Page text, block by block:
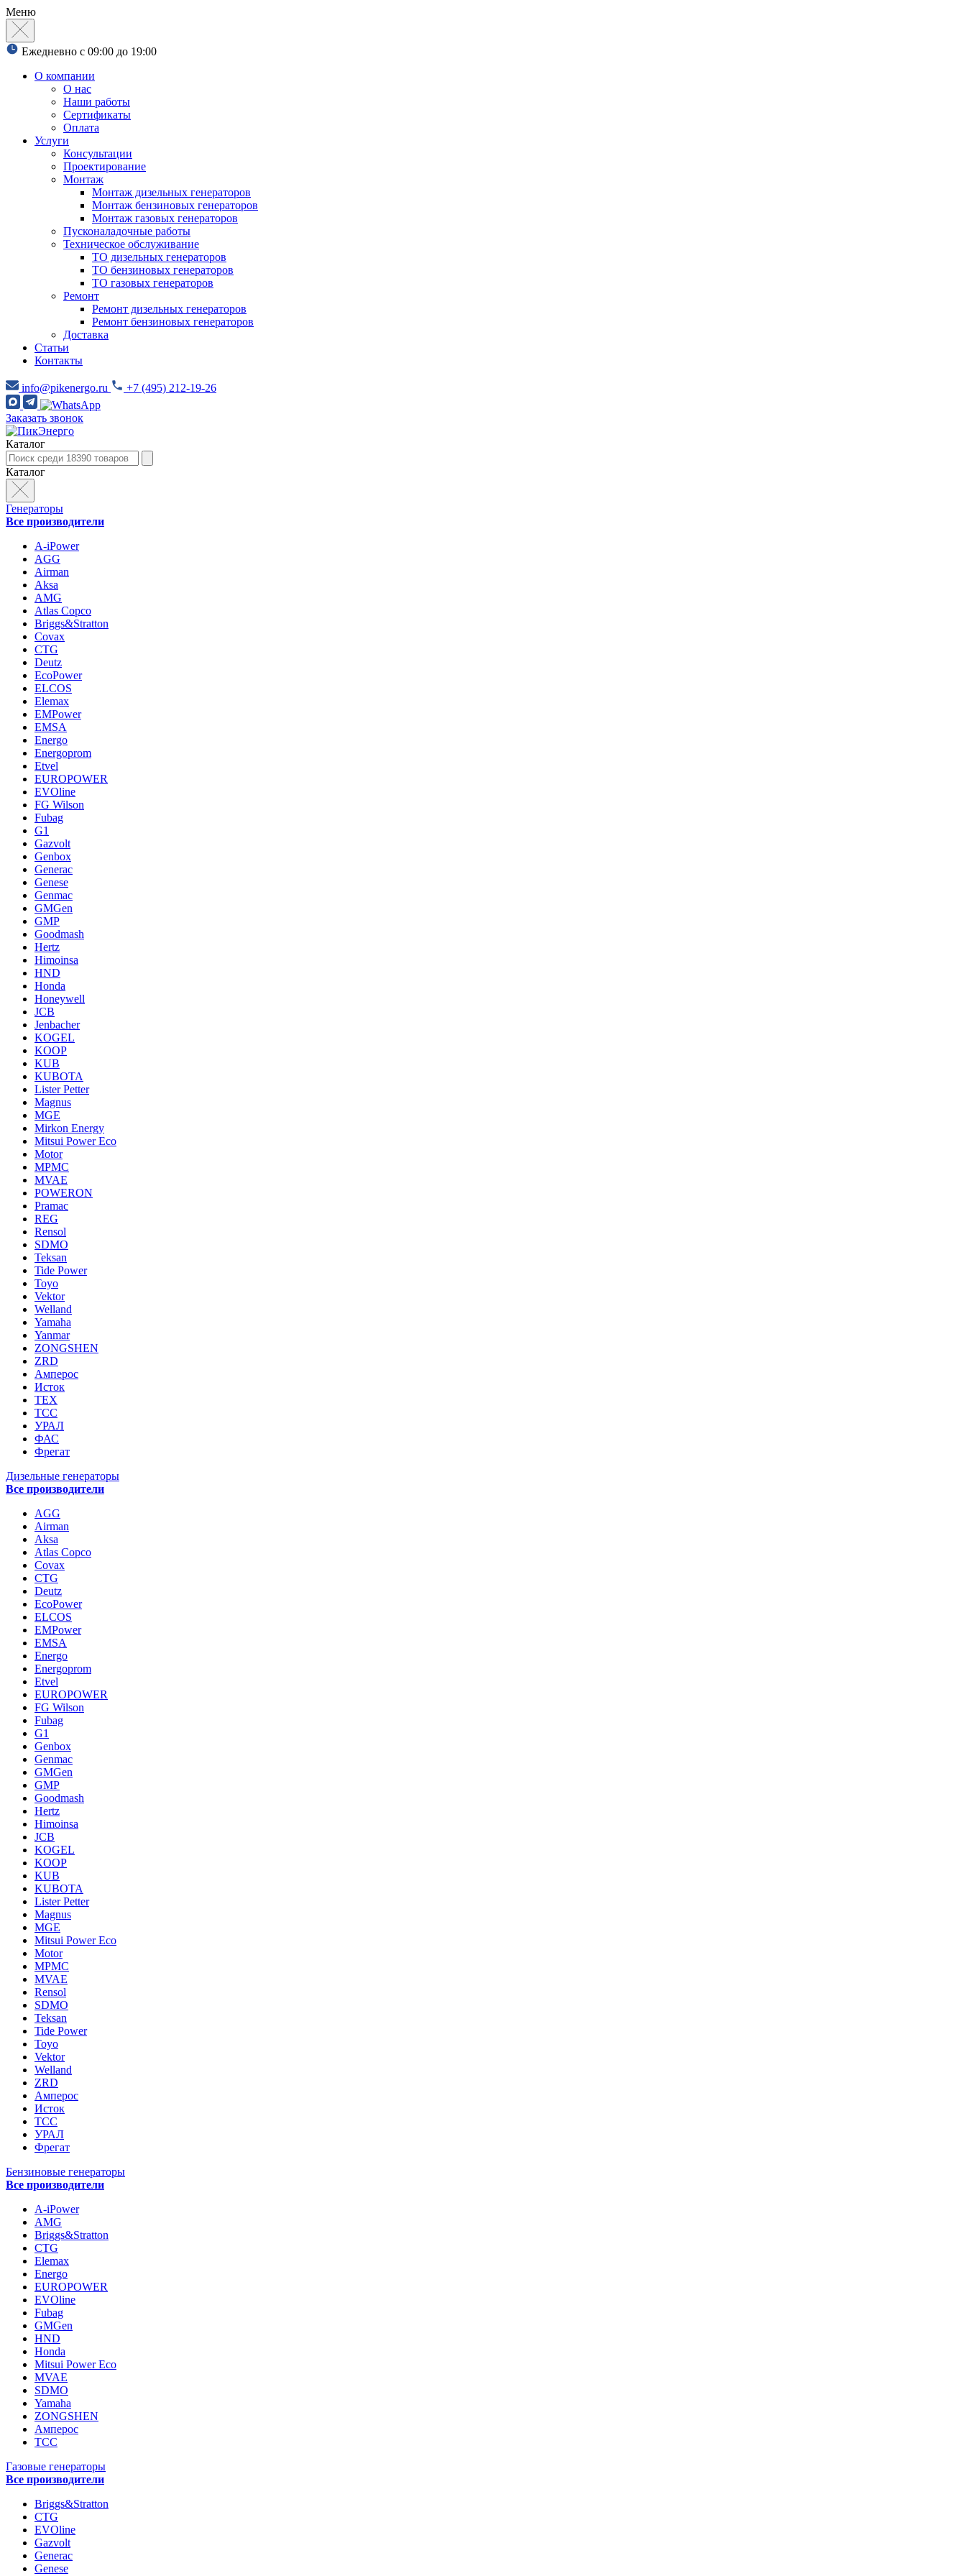
Меню
Ежедневно с 09:00 до 19:00
О компании
О нас
Наши работы
Сертификаты
Оплата
Услуги
Консультации
Проектирование
Монтаж
Монтаж дизельных генераторов
Монтаж бензиновых генераторов
Монтаж газовых генераторов
Пусконаладочные работы
Техническое обслуживание
ТО дизельных генераторов
ТО бензиновых генераторов
ТО газовых генераторов
Ремонт
Ремонт дизельных генераторов
Ремонт бензиновых генераторов
Доставка
Статьи
Контакты
info@pikenergo.ru +7 (495) 212-19-26
Заказать звонок
Каталог
Каталог
Генераторы
Все производители
A-iPower
AGG
Airman
Aksa
AMG
Atlas Copco
Briggs&Stratton
Covax
CTG
Deutz
EcoPower
ELCOS
Elemax
EMPower
EMSA
Energo
Energoprom
Etvel
EUROPOWER
EVOline
FG Wilson
Fubag
G1
Gazvolt
Genbox
Generac
Genese
Genmac
GMGen
GMP
Goodmash
Hertz
Himoinsa
HND
Honda
Honeywell
JCB
Jenbacher
KOGEL
KOOP
KUB
KUBOTA
Lister Petter
Magnus
MGE
Mirkon Energy
Mitsui Power Eco
Motor
MPMC
MVAE
POWERON
Pramac
REG
Rensol
SDMO
Teksan
Tide Power
Toyo
Vektor
Welland
Yamaha
Yanmar
ZONGSHEN
ZRD
Амперос
Исток
ТЕХ
ТСС
УРАЛ
ФАС
Фрегат
Дизельные генераторы
Все производители
AGG
Airman
Aksa
Atlas Copco
Covax
CTG
Deutz
EcoPower
ELCOS
EMPower
EMSA
Energo
Energoprom
Etvel
EUROPOWER
FG Wilson
Fubag
G1
Genbox
Genmac
GMGen
GMP
Goodmash
Hertz
Himoinsa
JCB
KOGEL
KOOP
KUB
KUBOTA
Lister Petter
Magnus
MGE
Mitsui Power Eco
Motor
MPMC
MVAE
Rensol
SDMO
Teksan
Tide Power
Toyo
Vektor
Welland
ZRD
Амперос
Исток
ТСС
УРАЛ
Фрегат
Бензиновые генераторы
Все производители
A-iPower
AMG
Briggs&Stratton
CTG
Elemax
Energo
EUROPOWER
EVOline
Fubag
GMGen
HND
Honda
Mitsui Power Eco
MVAE
SDMO
Yamaha
ZONGSHEN
Амперос
ТСС
Газовые генераторы
Все производители
Briggs&Stratton
CTG
EVOline
Gazvolt
Generac
Genese